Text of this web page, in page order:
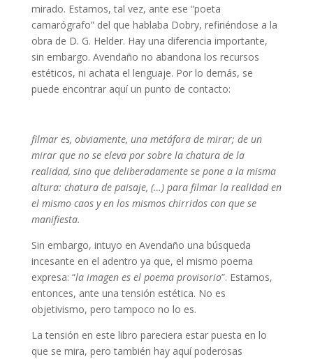
mirado. Estamos, tal vez, ante ese “poeta
camarógrafo” del que hablaba Dobry, refiriéndose a la
obra de D. G. Helder. Hay una diferencia importante,
sin embargo. Avendaño no abandona los recursos
estéticos, ni achata el lenguaje. Por lo demás, se
puede encontrar aquí un punto de contacto:
filmar es, obviamente, una metáfora de mirar; de un
mirar que no se eleva por sobre la chatura de la
realidad, sino que deliberadamente se pone a la misma
altura: chatura de paisaje, (…) para filmar la realidad en
el mismo caos y en los mismos chirridos con que se
manifiesta.
Sin embargo, intuyo en Avendaño una búsqueda
incesante en el adentro ya que, el mismo poema
expresa: “la imagen es el poema provisorio”. Estamos,
entonces, ante una tensión estética. No es
objetivismo, pero tampoco no lo es.
La tensión en este libro pareciera estar puesta en lo
que se mira, pero también hay aquí poderosas